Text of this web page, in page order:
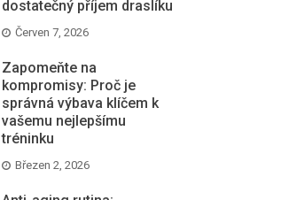
dostatečný příjem draslíku
Červen 7, 2026
Zapomeňte na
kompromisy: Proč je
správná výbava klíčem k
vašemu nejlepšímu
tréninku
Březen 2, 2026